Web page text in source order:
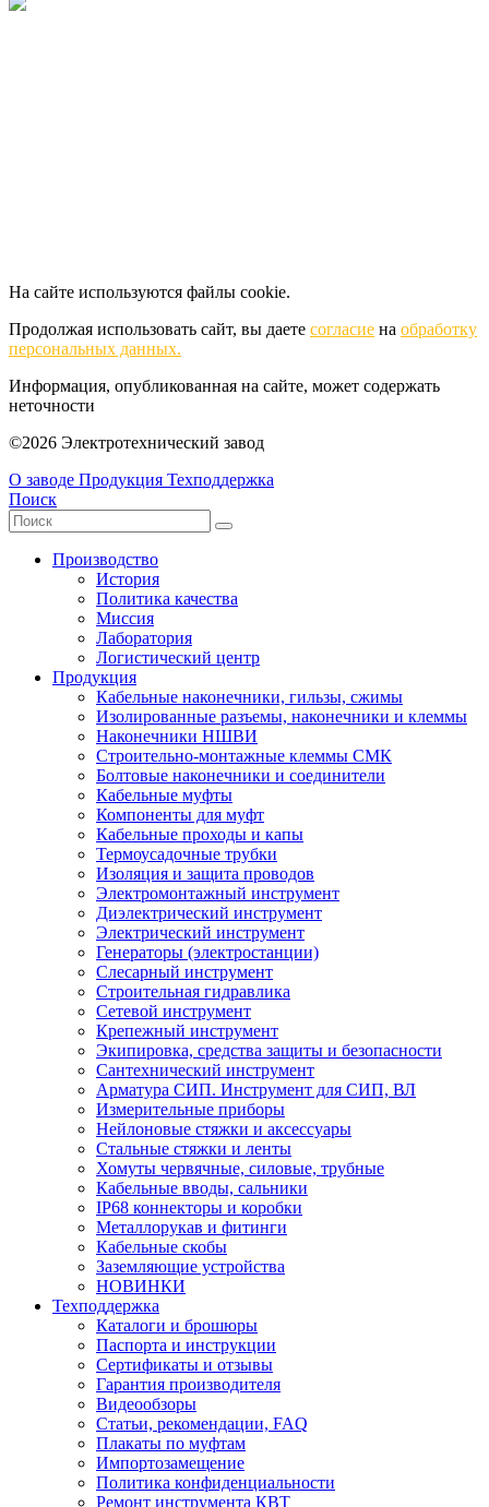
На сайте используются файлы cookie.
Продолжая использовать сайт, вы даете согласие на обработку
персональных данных.
Информация, опубликованная на сайте, может содержать
неточности
©2026 Электротехнический завод
О заводе Продукция Техподдержка
Поиск
Производство
История
Политика качества
Миссия
Лаборатория
Логистический центр
Продукция
Кабельные наконечники, гильзы, сжимы
Изолированные разъемы, наконечники и клеммы
Наконечники НШВИ
Строительно-монтажные клеммы СМК
Болтовые наконечники и соединители
Кабельные муфты
Компоненты для муфт
Кабельные проходы и капы
Термоусадочные трубки
Изоляция и защита проводов
Электромонтажный инструмент
Диэлектрический инструмент
Электрический инструмент
Генераторы (электростанции)
Слесарный инструмент
Строительная гидравлика
Сетевой инструмент
Крепежный инструмент
Экипировка, средства защиты и безопасности
Сантехнический инструмент
Арматура СИП. Инструмент для СИП, ВЛ
Измерительные приборы
Нейлоновые стяжки и аксессуары
Стальные стяжки и ленты
Хомуты червячные, силовые, трубные
Кабельные вводы, сальники
IP68 коннекторы и коробки
Металлорукав и фитинги
Кабельные скобы
Заземляющие устройства
НОВИНКИ
Техподдержка
Каталоги и брошюры
Паспорта и инструкции
Сертификаты и отзывы
Гарантия производителя
Видеообзоры
Статьи, рекомендации, FAQ
Плакаты по муфтам
Импортозамещение
Политика конфиденциальности
Ремонт инструмента КВТ